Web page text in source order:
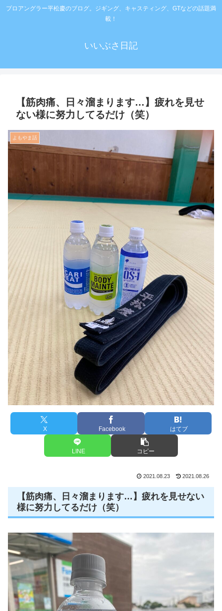
プロアングラー平松慶のブログ。ジギング、キャスティング、GTなどの話題満
載！
いいぶさ日記
【筋肉痛、日々溜まります…】疲れを見せ
ない様に努力してるだけ（笑）
よもやま話
X Facebook はてブ
LINE コピー
2021.08.23 2021.08.26
【筋肉痛、日々溜まります…】疲れを見せない
様に努力してるだけ（笑）